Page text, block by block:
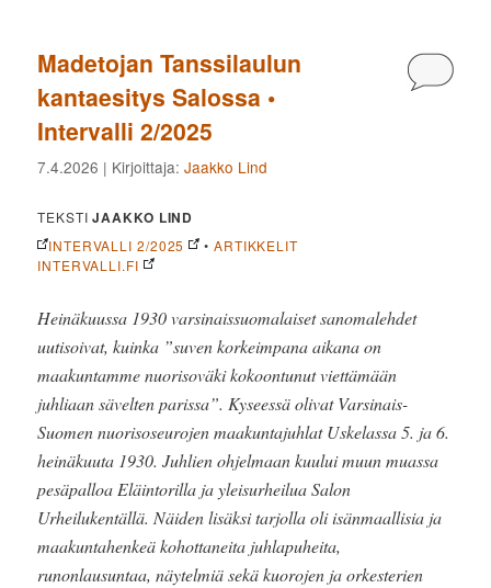
Madetojan Tanssilaulun
kantaesitys Salossa •
Intervalli 2/2025
7.4.2026 | Kirjoittaja:Jaakko Lind
TEKSTIJAAKKO LIND
INTERVALLI 2/2025 • ARTIKKELIT
INTERVALLI.FI
Heinäkuussa 1930 varsinaissuomalaiset sanomalehdet
uutisoivat, kuinka ”suven korkeimpana aikana on
maakuntamme nuorisoväki kokoontunut viettämään
juhliaan sävelten parissa”. Kyseessä olivat Varsinais-
Suomen nuorisoseurojen maakuntajuhlat Uskelassa 5. ja 6.
heinäkuuta 1930. Juhlien ohjelmaan kuului muun muassa
pesäpalloa Eläintorilla ja yleisurheilua Salon
Urheilukentällä. Näiden lisäksi tarjolla oli isänmaallisia ja
maakuntahenkeä kohottaneita juhlapuheita,
runonlausuntaa, näytelmiä sekä kuorojen ja orkesterien